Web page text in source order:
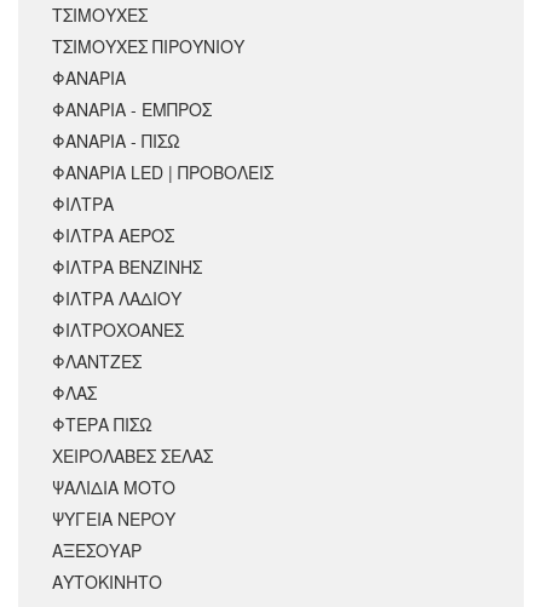
ΤΣΙΜΟΥΧΕΣ
ΤΣΙΜΟΥΧΕΣ ΠΙΡΟΥΝΙΟΥ
ΦΑΝΑΡΙΑ
ΦΑΝΑΡΙΑ - ΕΜΠΡΟΣ
ΦΑΝΑΡΙΑ - ΠΙΣΩ
ΦΑΝΑΡΙΑ LED | ΠΡΟΒΟΛΕΙΣ
ΦΙΛΤΡΑ
ΦΙΛΤΡΑ ΑΕΡΟΣ
ΦΙΛΤΡΑ ΒΕΝΖΙΝΗΣ
ΦΙΛΤΡΑ ΛΑΔΙΟΥ
ΦΙΛΤΡΟΧΟΑΝΕΣ
ΦΛΑΝΤΖΕΣ
ΦΛΑΣ
ΦΤΕΡΑ ΠΙΣΩ
ΧΕΙΡΟΛΑΒΕΣ ΣΕΛΑΣ
ΨΑΛΙΔΙΑ ΜΟΤΟ
ΨΥΓΕΙΑ ΝΕΡΟΥ
ΑΞΕΣΟΥΆΡ
ΑΥΤΟΚΙΝΗΤΟ